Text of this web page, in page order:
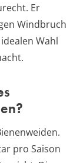
Er
Windbruch
Wahl
pro Saison